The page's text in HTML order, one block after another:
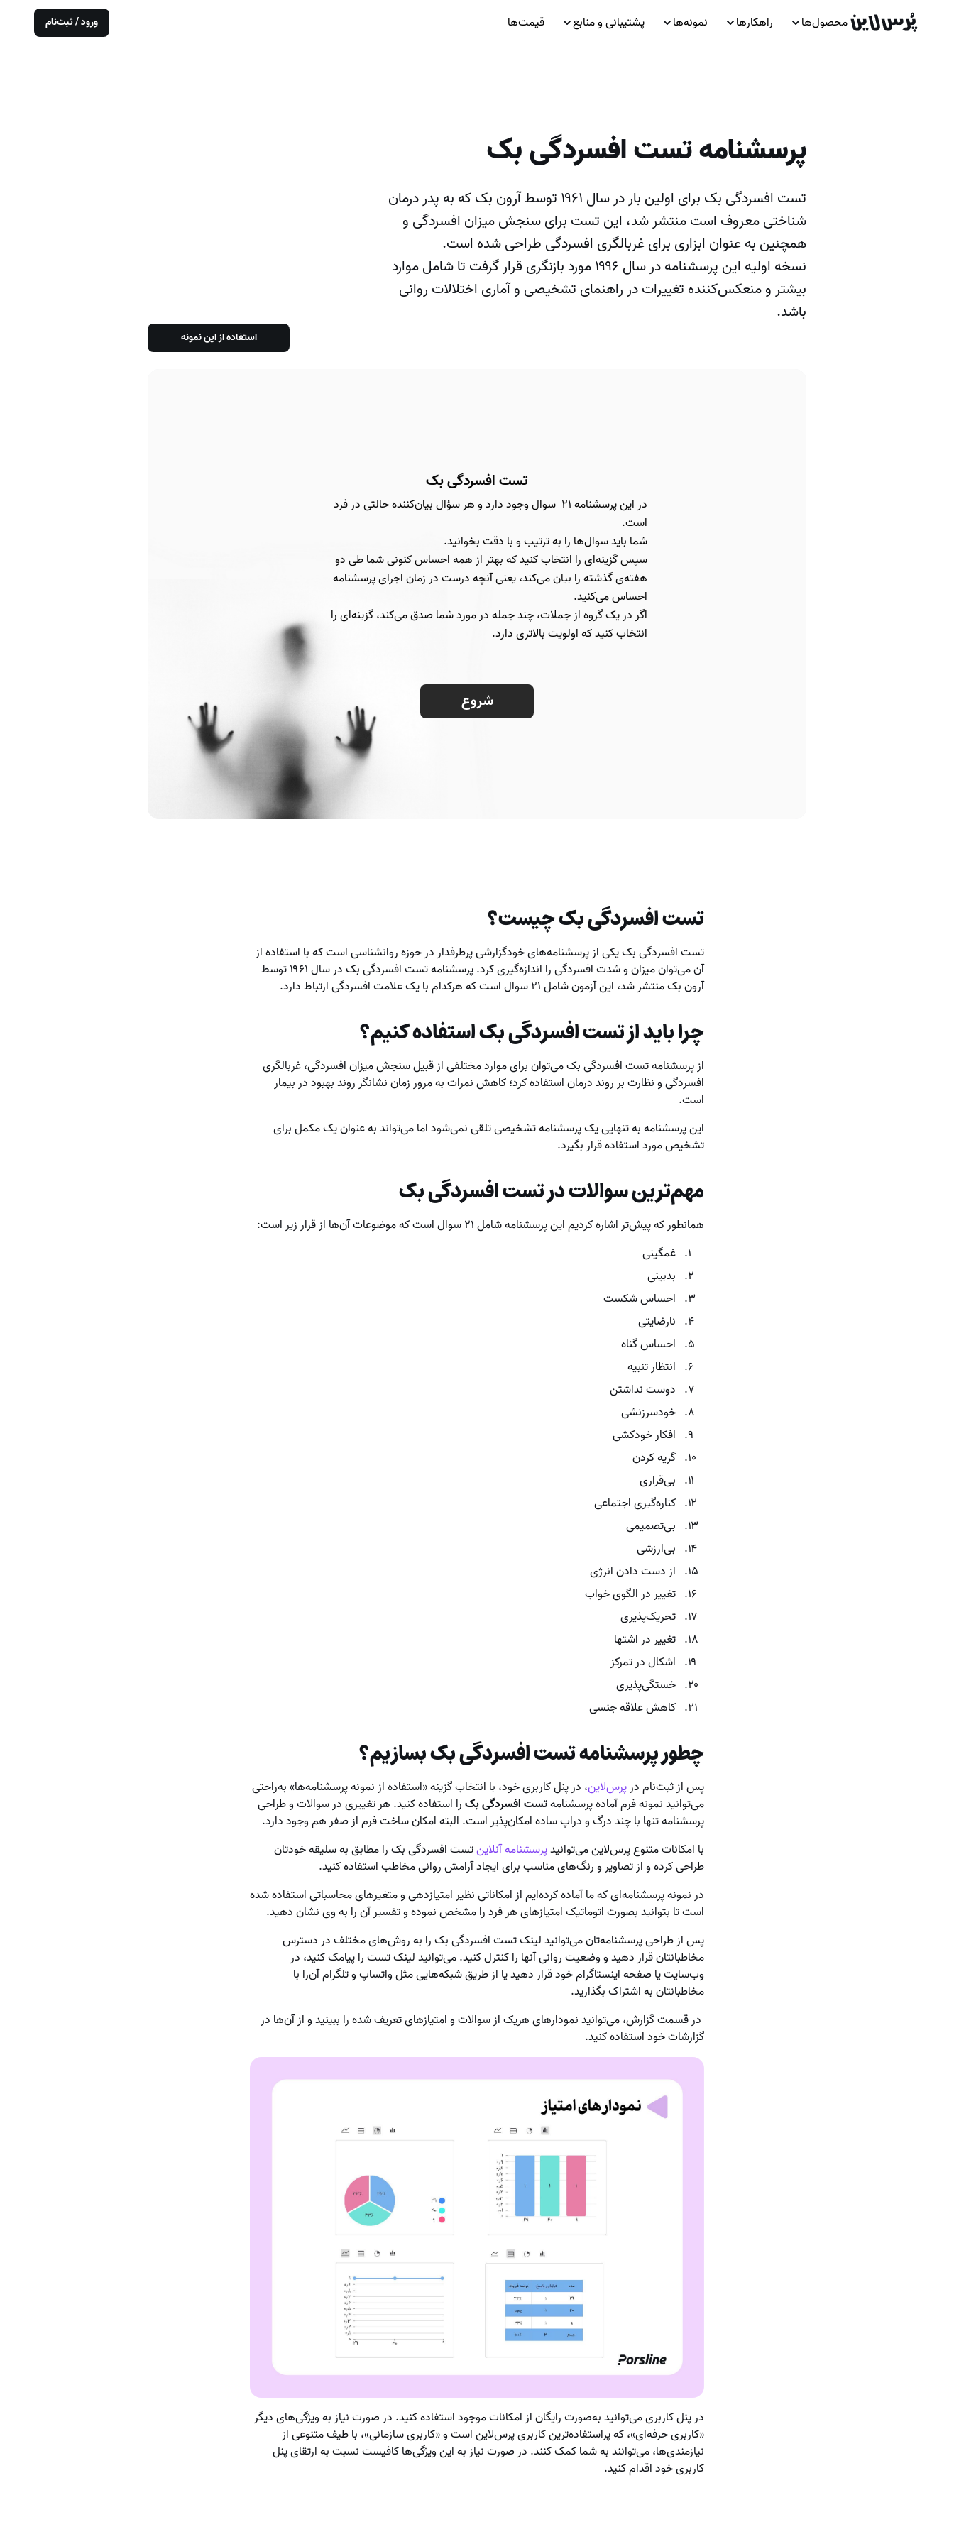
محصول‌ها راهکارها نمونه‌ها پشتیبانی و منابع قیمت‌ها ورود / ثبت‌نام
پرسشنامه تست افسردگی بک
تست افسردگی بک برای اولین بار در سال ۱۹۶۱ توسط آرون بک که به پدر درمان
شناختی معروف است منتشر شد، این تست برای سنجش میزان افسردگی و
همچنین به عنوان ابزاری برای غربالگری افسردگی طراحی شده است.
نسخه اولیه این پرسشنامه در سال ۱۹۹۶ مورد بازنگری قرار گرفت تا شامل موارد
بیشتر و منعکس‌کننده تغییرات در راهنمای تشخیصی و آماری اختلالات روانی
باشد.
استفاده از این نمونه
تست افسردگی بک چیست؟
تست افسردگی بک یکی از پرسشنامه‌های خودگزارشی پرطرفدار در حوزه روانشناسی است که با استفاده از
آن می‌توان میزان و شدت افسردگی را اندازه‌گیری کرد. پرسشنامه تست افسردگی بک در سال ۱۹۶۱ توسط
آرون بک منتشر شد، این آزمون شامل ۲۱ سوال است که هرکدام با یک علامت افسردگی ارتباط دارد.
چرا باید از تست افسردگی بک استفاده کنیم؟
از پرسشنامه تست افسردگی بک می‌توان برای موارد مختلفی از قبیل سنجش میزان افسردگی، غربالگری
افسردگی و نظارت بر روند درمان استفاده کرد؛ کاهش نمرات به مرور زمان نشانگر روند بهبود در بیمار
است.
این پرسشنامه به تنهایی یک پرسشنامه تشخیصی تلقی نمی‌شود اما می‌تواند به عنوان یک مکمل برای
تشخیص مورد استفاده قرار بگیرد.
مهم‌ترین سوالات در تست افسردگی بک
همانطور که پیش‌تر اشاره کردیم این پرسشنامه شامل ۲۱ سوال است که موضوعات آن‌ها از قرار زیر است:
غمگینی
بدبینی
احساس شکست
نارضایتی
احساس گناه
انتظار تنبیه
دوست نداشتن
خودسرزنشی
افکار خودکشی
گریه کردن
بی‌قراری
کناره‌گیری اجتماعی
بی‌تصمیمی
بی‌ارزشی
از دست دادن انرژی
تغییر در الگوی خواب
تحریک‌پذیری
تغییر در اشتها
اشکال در تمرکز
خستگی‌پذیری
کاهش علاقه جنسی
چطور پرسشنامه تست افسردگی بک بسازیم؟
پس از ثبت‌نام درپرس‌لاین، در پنل کاربری خود، با انتخاب گزینه «استفاده از نمونه پرسشنامه‌ها» به‌راحتی
می‌توانید نمونه فرم آماده پرسشنامهتست افسردگی بکرا استفاده کنید. هر تغییری در سوالات و طراحی
پرسشنامه تنها با چند درگ و دراپ ساده امکان‌پذیر است. البته امکان ساخت فرم از صفر هم وجود دارد.
با امکانات متنوع پرس‌لاین می‌توانیدپرسشنامه آنلاینتست افسردگی بک را مطابق به سلیقه خودتان
طراحی کرده و از تصاویر و رنگ‌های مناسب برای ایجاد آرامش روانی مخاطب استفاده کنید.
در نمونه پرسشنامه‌ای که ما آماده کرده‌ایم از امکاناتی نظیر امتیازدهی و متغیرهای محاسباتی استفاده شده
است تا بتوانید بصورت اتوماتیک امتیازهای هر فرد را مشخص نموده و تفسیر آن را به وی نشان دهید.
پس از طراحی پرسشنامه‌تان می‌توانید لینک تست افسردگی بک را به روش‌های مختلف در دسترس
مخاطبانتان قرار دهید و وضعیت روانی آنها را کنترل کنید. می‌توانید لینک تست را پیامک کنید، در
وب‌سایت یا صفحه اینستاگرام خود قرار دهید یا از طریق شبکه‌هایی مثل واتساپ و تلگرام آن‌را با
مخاطبانتان به اشتراک بگذارید.
در قسمت گزارش، می‌توانید نمودارهای هریک از سوالات و امتیازهای تعریف شده را ببینید و از آن‌ها در
گزارشات خود استفاده کنید.
در پنل کاربری می‌توانید به‌صورت رایگان از امکانات موجود استفاده کنید. در صورت نیاز به ویژگی‌های دیگر
«کاربری حرفه‌ای»، که پراستفاده‌ترین کاربری پرس‌لاین است و «کاربری سازمانی»، با طیف متنوعی از
نیازمندی‌ها، می‌توانند به شما کمک کنند. در صورت نیاز به این ویژگی‌ها کافیست نسبت به ارتقای پنل
کاربری خود اقدام کنید.